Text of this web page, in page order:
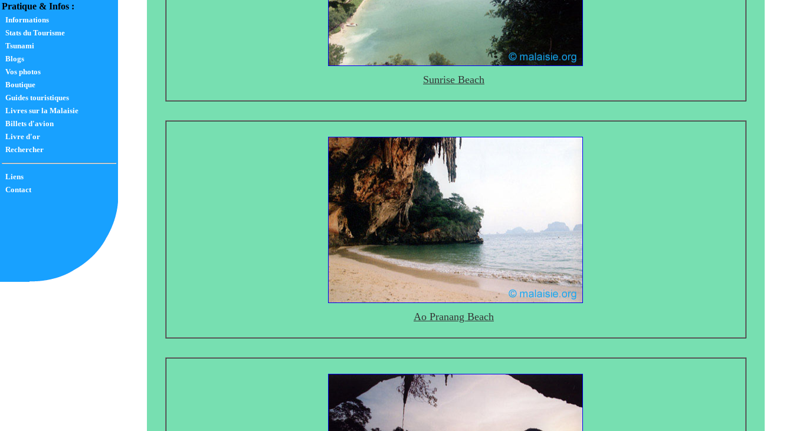
Pratique & Infos :
Informations
Stats du Tourisme
Tsunami
Blogs
Vos photos
Boutique
Guides touristiques
Livres sur la Malaisie
Billets d'avion
Livre d'or
Rechercher
Liens
Contact
Sunrise Beach
Ao Pranang Beach